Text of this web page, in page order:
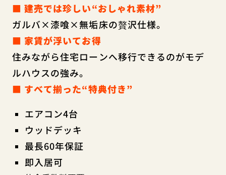
■ 建売では珍しい“おしゃれ素材”
ガルバ×漆喰×無垢床の贅沢仕様。
■ 家賃が浮いてお得
住みながら住宅ローンへ移行できるのがモデ
ルハウスの強み。
■ すべて揃った“特典付き”
エアコン4台
ウッドデッキ
最長60年保証
即入居可